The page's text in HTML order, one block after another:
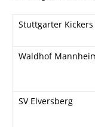
Stuttgarter Kickers
Waldhof
SV Elversberg